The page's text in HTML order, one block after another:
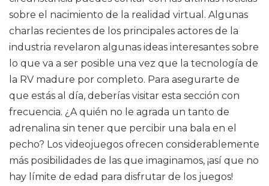
sobre el nacimiento de la realidad virtual. Algunas
charlas recientes de los principales actores de la
industria revelaron algunas ideas interesantes sobre
lo que va a ser posible una vez que la tecnología de
la RV madure por completo. Para asegurarte de
que estás al día, deberías visitar esta sección con
frecuencia. ¿A quién no le agrada un tanto de
adrenalina sin tener que percibir una bala en el
pecho? Los videojuegos ofrecen considerablemente
más posibilidades de las que imaginamos, ¡así que no
hay límite de edad para disfrutar de los juegos!